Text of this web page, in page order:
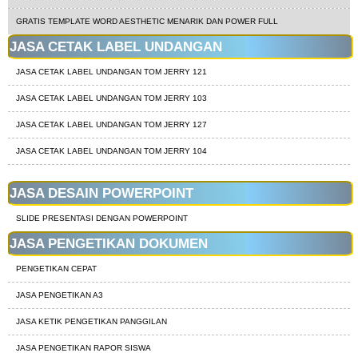
GRATIS TEMPLATE WORD AESTHETIC MENARIK DAN POWER FULL
JASA CETAK LABEL UNDANGAN
JASA CETAK LABEL UNDANGAN TOM JERRY 121
JASA CETAK LABEL UNDANGAN TOM JERRY 103
JASA CETAK LABEL UNDANGAN TOM JERRY 127
JASA CETAK LABEL UNDANGAN TOM JERRY 104
JASA DESAIN POWERPOINT
SLIDE PRESENTASI DENGAN POWERPOINT
JASA PENGETIKAN DOKUMEN
PENGETIKAN CEPAT
JASA PENGETIKAN A3
JASA KETIK PENGETIKAN PANGGILAN
JASA PENGETIKAN RAPOR SISWA